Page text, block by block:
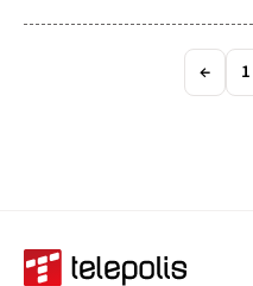
← 1